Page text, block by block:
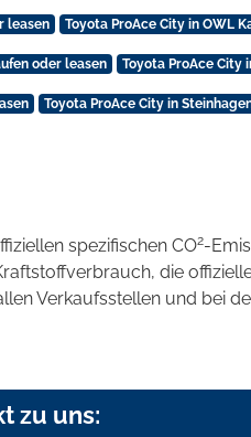
leasen Toyota ProAce City in OWL
oder leasen Toyota ProAce City
Toyota ProAce City in
spezifischen CO2-
die
Verkaufsstellen und bei
zu uns: